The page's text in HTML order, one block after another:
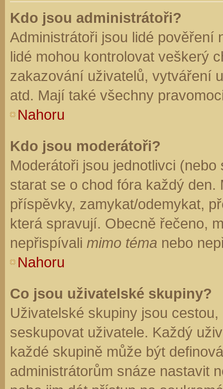
Kdo jsou administrátoři?
Administrátoři jsou lidé pověření
lidé mohou kontrolovat veškerý
zakazování uživatelů, vytváření
atd. Mají také všechny
Nahoru
Kdo jsou moderátoři?
Moderátoři jsou jednotlivci
starat se o chod fóra každý
příspěvky, zamykat/odemykat,
která spravují. Obecně řečeno,
nepřispívali mimo téma nebo
Nahoru
Co jsou uživatelské skupiny?
Uživatelské skupiny jsou
seskupovat uživatele. Každý
každé skupině může být
administrátorům snáze nastavit